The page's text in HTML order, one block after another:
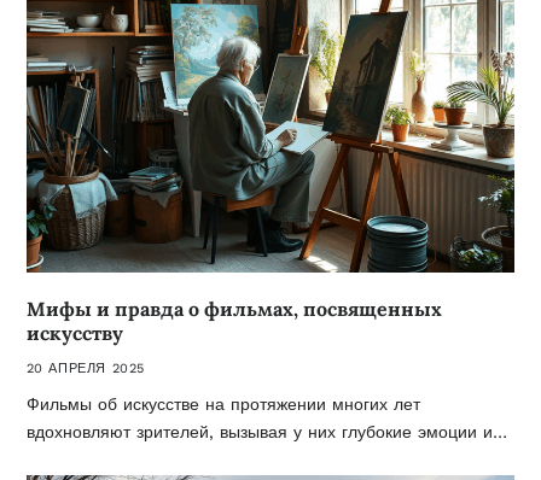
Мифы и правда о фильмах, посвященных
искусству
20 АПРЕЛЯ 2025
Фильмы об искусстве на протяжении многих лет
вдохновляют зрителей, вызывая у них глубокие эмоции и…